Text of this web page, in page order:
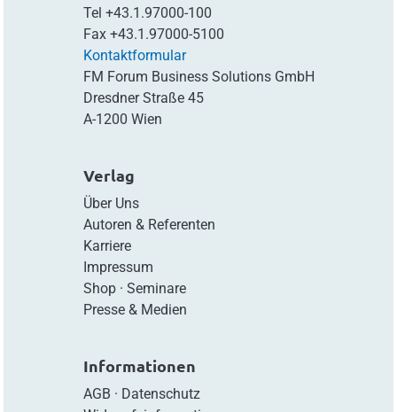
Tel +43.1.97000-100
Fax +43.1.97000-5100
Kontaktformular
FM Forum Business Solutions GmbH
Dresdner Straße 45
A-1200 Wien
Verlag
Über Uns
Autoren & Referenten
Karriere
Impressum
Shop· Seminare
Presse & Medien
Informationen
AGB · Datenschutz